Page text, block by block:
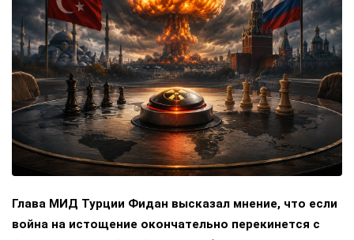
Глава МИД Турции Фидан высказал мнение, что если
война на истощение окончательно перекинется с